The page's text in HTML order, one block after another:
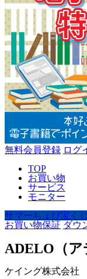
無料会員登録 ログ
TOP
お買い物
サービス
モニター
サマーちょび宝く
お買い物保証 ダウ
ADELO（ア
ケイング株式会社